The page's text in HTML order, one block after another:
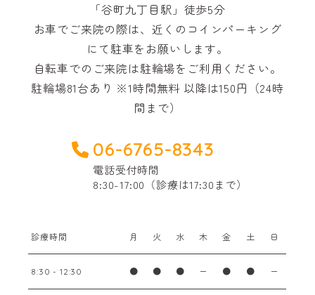
「谷町九丁目駅」徒歩5分
お車でご来院の際は、近くのコインパーキング
にて駐車をお願いします。
自転車でのご来院は駐輪場をご利用ください。
駐輪場81台あり ※1時間無料 以降は150円（24時
間まで）
06-6765-8343
電話受付時間
8:30-17:00（診療は17:30まで）
診療時間 月 火 水 木 金 土 日
8:30 - 12:30 ● ● ● ー ● ● ー